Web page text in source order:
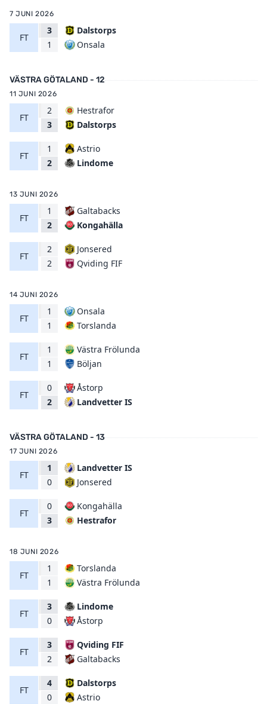
7 JUNI 2026
FT
3
1
Dalstorps
Onsala
VÄSTRA GÖTALAND - 12
11 JUNI 2026
FT
2
3
Hestrafor
Dalstorps
FT
1
2
Astrio
Lindome
13 JUNI 2026
FT
1
2
Galtabacks
Kongahälla
FT
2
2
Jonsered
Qviding FIF
14 JUNI 2026
FT
1
1
Onsala
Torslanda
FT
1
1
Västra Frölunda
Böljan
FT
0
2
Åstorp
Landvetter IS
VÄSTRA GÖTALAND - 13
17 JUNI 2026
FT
1
0
Landvetter IS
Jonsered
FT
0
3
Kongahälla
Hestrafor
18 JUNI 2026
FT
1
1
Torslanda
Västra Frölunda
FT
3
0
Lindome
Åstorp
FT
3
2
Qviding FIF
Galtabacks
FT
4
0
Dalstorps
Astrio